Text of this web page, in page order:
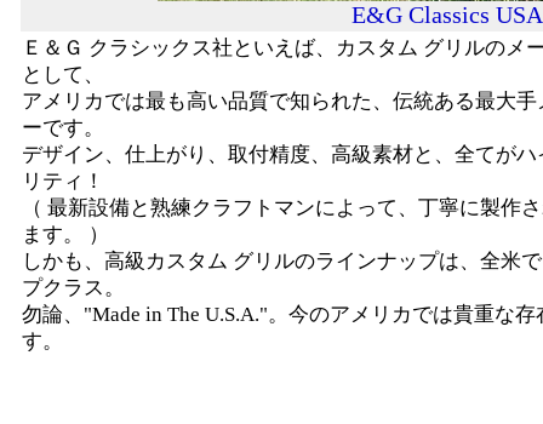
E&G Classics
Ｅ＆Ｇ クラシックス社といえば、カスタム グリルのメ
として、
アメリカでは最も高い品質で知られた、伝統ある最大手
ーです。
デザイン、仕上がり、取付精度、高級素材と、全てがハ
リティ！
（ 最新設備と熟練クラフトマンによって、丁寧に製作
ます。 ）
しかも、高級カスタム グリルのラインナップは、全米
プクラス。
勿論、"Made in The U.S.A."。今のアメリカでは貴重な存
す。